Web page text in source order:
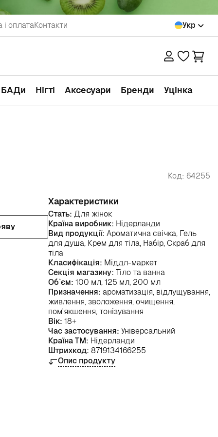
оплатаКонтакти Укр
БАДи Нігті Аксесуари Бренди Уцінка
Код: 64255
Характеристики
Стать: Для жінок
Країна виробник: Нідерланди
Вид продукції: Ароматична свічка, Гель
для душа, Крем для тіла, Набір, Скраб для
тіла
Класифікація: Міддл-маркет
Секція магазину: Тіло та ванна
Об`єм: 100 мл, 125 мл, 200 мл
Призначення: ароматизація, відлущування,
живлення, зволоження, очищення,
пом'якшення, тонізування
Вік: 18+
Час застосування: Універсальний
Країна ТМ: Нідерланди
Штрихкод: 8719134166255
Опис продукту